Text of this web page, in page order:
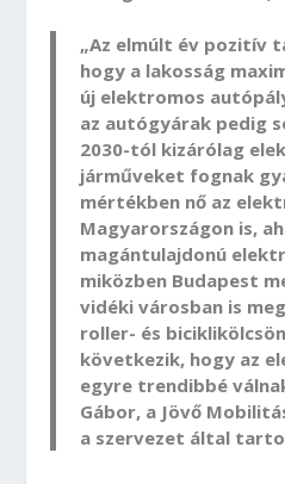
„Az elmúlt év pozitív
hogy a lakosság
új elektromos
az autógyárak pedig
2030-tól kizárólag
járműveket fognak
mértékben nő az
Magyarországon is,
magántulajdonú
miközben Budapest
vidéki városban is
roller- és
következik, hogy az
egyre trendibbé
Gábor, a Jövő
a szervezet által